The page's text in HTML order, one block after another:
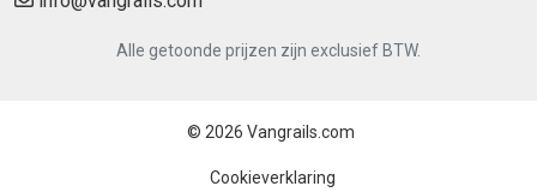
Alle getoonde prijzen zijn exclusief BTW.
© 2026 Vangrails.com
Cookieverklaring